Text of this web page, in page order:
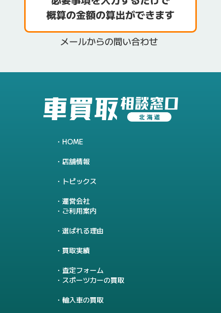
HOME
店舗情報
トピックス
運営会社
ご利用案内
選ばれる理由
買取実績
査定フォーム
スポーツカーの買取
輸入車の買取